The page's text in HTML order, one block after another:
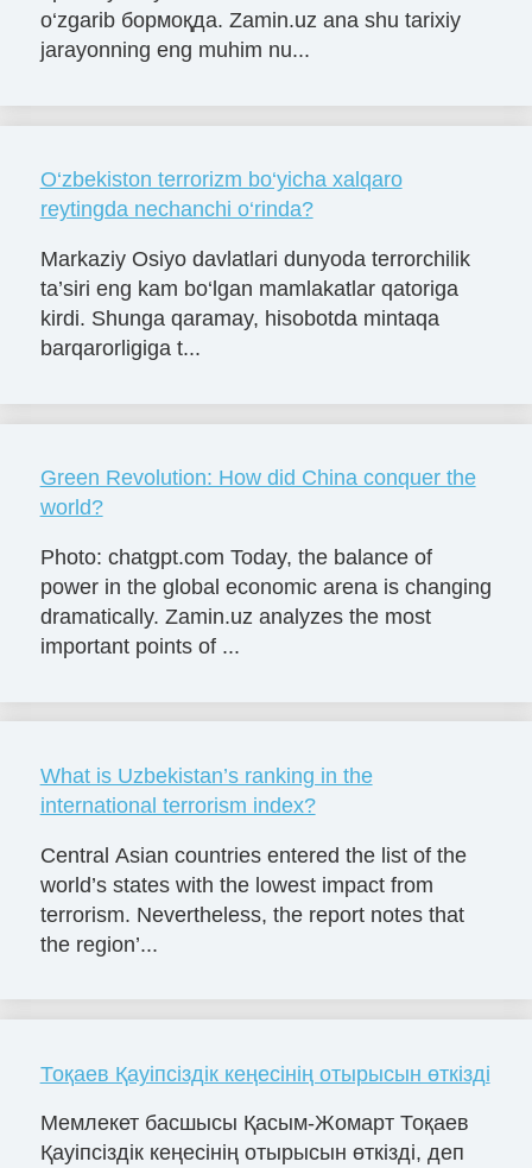
o‘zgarib бормоқда. Zamin.uz ana shu tarixiy
jarayonning eng muhim nu...
O‘zbekiston terrorizm bo‘yicha xalqaro
reytingda nechanchi o‘rinda?
Markaziy Osiyo davlatlari dunyoda terrorchilik
ta’siri eng kam bo‘lgan mamlakatlar qatoriga
kirdi. Shunga qaramay, hisobotda mintaqa
barqarorligiga t...
Green Revolution: How did China conquer the
world?
Photo: chatgpt.com Today, the balance of
power in the global economic arena is changing
dramatically. Zamin.uz analyzes the most
important points of ...
What is Uzbekistan’s ranking in the
international terrorism index?
Central Asian countries entered the list of the
world’s states with the lowest impact from
terrorism. Nevertheless, the report notes that
the region’...
Тоқаев Қауіпсіздік кеңесінің отырысын өткізді
Мемлекет басшысы Қаcым-Жомарт Тоқаев
Қауіпсіздік кеңесінің отырысын өткізді, деп